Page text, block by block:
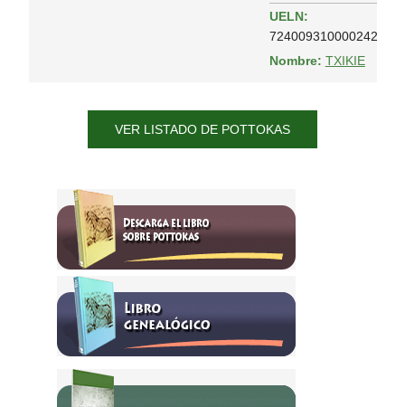
UELN:
724009310000242
Nombre: TXIKIE
VER LISTADO DE POTTOKAS